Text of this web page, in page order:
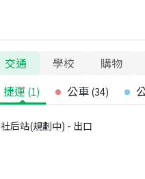
交通 學校
購物
捷運 (1) 公車 (34)
社后站(規劃中) - 出口